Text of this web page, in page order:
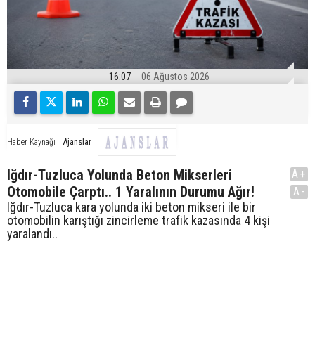
16:07 06 Ağustos 2026
Haber Kaynağı Ajanslar
Iğdır-Tuzluca Yolunda Beton Mikserleri
Otomobile Çarptı.. 1 Yaralının Durumu Ağır!
Iğdır-Tuzluca kara yolunda iki beton mikseri ile bir
otomobilin karıştığı zincirleme trafik kazasında 4 kişi
yaralandı..
A+
A-